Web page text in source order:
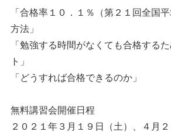
「合格率１０．１％（第２１回全国
方法」
「勉強する時間がなくても合格する
ト」
「どうすれば合格できるのか」
無料講習会開催日程
２０２１年３月１９日（土）、４月